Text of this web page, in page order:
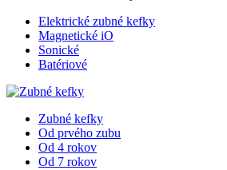
Elektrické zubné kefky
Magnetické iO
Sonické
Batériové
Zubné kefky
Od prvého zubu
Od 4 rokov
Od 7 rokov